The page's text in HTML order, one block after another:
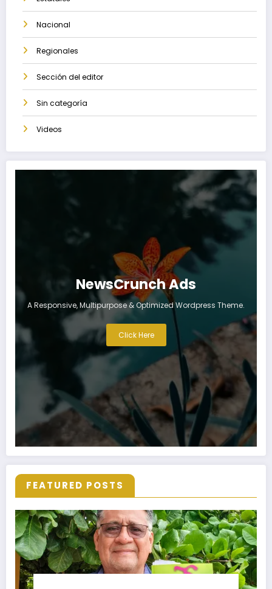
Nacional
Regionales
Sección del editor
Sin categoría
Videos
NewsCrunch Ads
A Responsive, Multipurpose & Optimized Wordpress Theme.
Click Here
FEATURED POSTS